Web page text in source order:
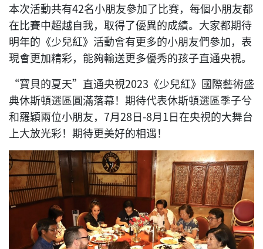
本次活動共有42名小朋友參加了比賽，每個小朋友都
在比賽中超越自我，取得了優異的成績。大家都期待
明年的《少兒紅》活動會有更多的小朋友們參加，表
現會更加精彩，能夠輸送更多優秀的孩子直通央視。
“寶貝的夏天”直通央視2023《少兒紅》國際藝術盛
典休斯頓選區圓滿落幕！期待代表休斯頓選區季子兮
和羅穎兩位小朋友，7月28日-8月1日在央視的大舞台
上大放光彩！期待更美好的相遇！